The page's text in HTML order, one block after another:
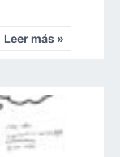
Leer más »